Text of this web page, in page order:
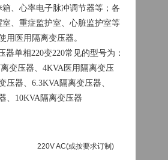
、心率电子脉冲调节器等；各
、重症监护室、心脏监护室等
用医用隔离变压器。
单相220变220常见的型号为：
变压器、4KVA医用隔离变压
压器、6.3KVA隔离变压器、
、10KVA隔离变压器
220V AC(或按要求订制)